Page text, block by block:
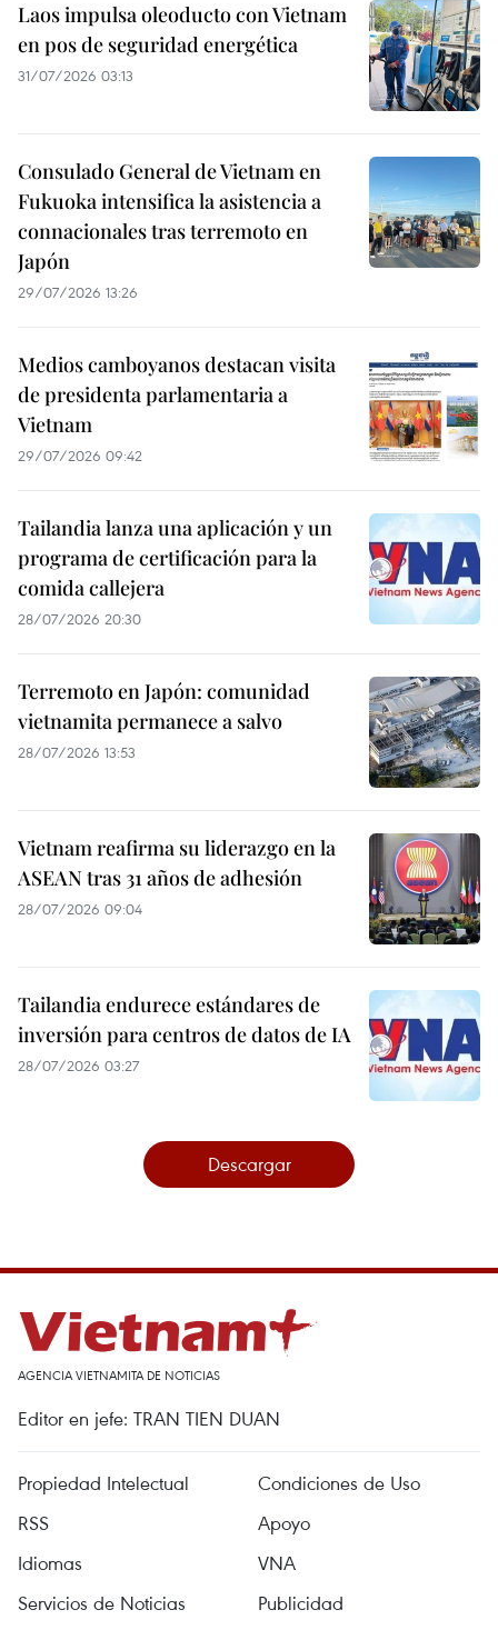
Laos impulsa oleoducto con Vietnam
en pos de seguridad energética
31/07/2026 03:13
Consulado General de Vietnam en
Fukuoka intensifica la asistencia a
connacionales tras terremoto en
Japón
29/07/2026 13:26
Medios camboyanos destacan visita
de presidenta parlamentaria a
Vietnam
29/07/2026 09:42
Tailandia lanza una aplicación y un
programa de certificación para la
comida callejera
28/07/2026 20:30
Terremoto en Japón: comunidad
vietnamita permanece a salvo
28/07/2026 13:53
Vietnam reafirma su liderazgo en la
ASEAN tras 31 años de adhesión
28/07/2026 09:04
Tailandia endurece estándares de
inversión para centros de datos de IA
28/07/2026 03:27
Descargar
AGENCIA VIETNAMITA DE NOTICIAS
Editor en jefe: TRAN TIEN DUAN
Propiedad Intelectual
Condiciones de Uso
RSS
Apoyo
Idiomas
VNA
Servicios de Noticias
Publicidad